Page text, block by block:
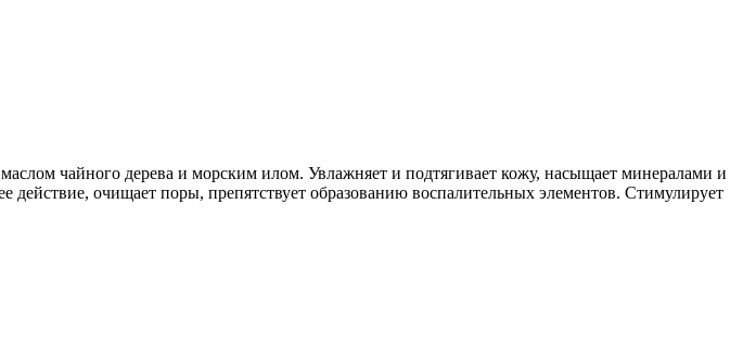
чайного дерева и морским илом. Увлажняет и подтягивает кожу, насыщает минералами и
очищает поры, препятствует образованию воспалительных элементов. Стимулирует